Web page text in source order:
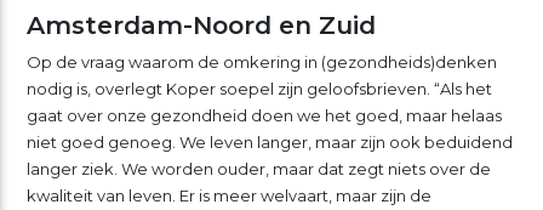
Amsterdam-Noord en Zuid
Op de vraag waarom de omkering in (gezondheids)denken
nodig is, overlegt Koper soepel zijn geloofsbrieven. “Als het
gaat over onze gezondheid doen we het goed, maar helaas
niet goed genoeg. We leven langer, maar zijn ook beduidend
langer ziek. We worden ouder, maar dat zegt niets over de
kwaliteit van leven. Er is meer welvaart, maar zijn de